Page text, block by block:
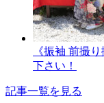
《振袖 前撮
下さい！
記事一覧を見る